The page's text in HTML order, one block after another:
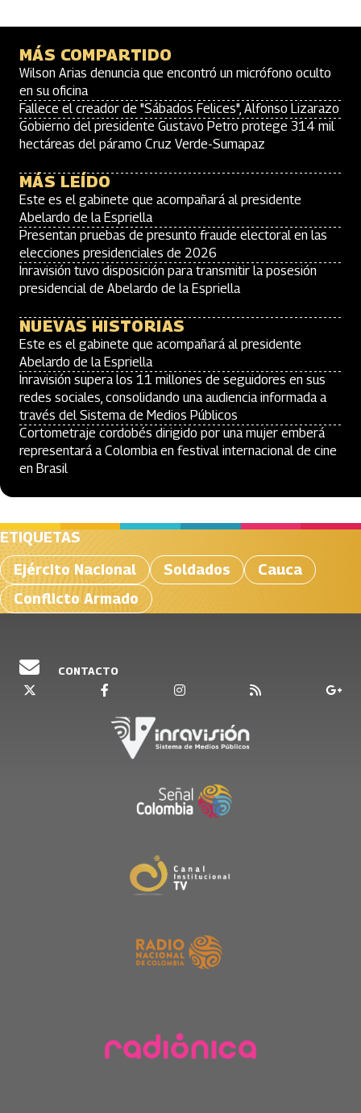
MÁS COMPARTIDO
Wilson Arias denuncia que encontró un micrófono oculto
en su oficina
Fallece el creador de "Sábados Felices", Alfonso Lizarazo
Gobierno del presidente Gustavo Petro protege 314 mil
hectáreas del páramo Cruz Verde-Sumapaz
MÁS LEÍDO
Este es el gabinete que acompañará al presidente
Abelardo de la Espriella
Presentan pruebas de presunto fraude electoral en las
elecciones presidenciales de 2026
Inravisión tuvo disposición para transmitir la posesión
presidencial de Abelardo de la Espriella
NUEVAS HISTORIAS
Este es el gabinete que acompañará al presidente
Abelardo de la Espriella
Inravisión supera los 11 millones de seguidores en sus
redes sociales, consolidando una audiencia informada a
través del Sistema de Medios Públicos
Cortometraje cordobés dirigido por una mujer emberá
representará a Colombia en festival internacional de cine
en Brasil
ETIQUETAS
Ejército Nacional
Soldados
Cauca
Conflicto Armado
CONTACTO